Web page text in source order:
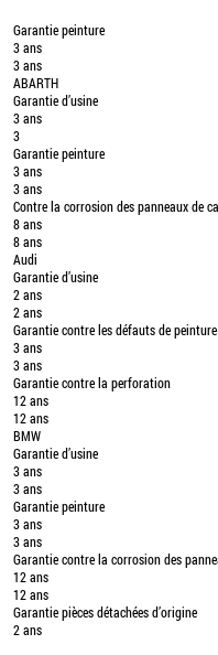
Garantie peinture
3 ans
3 ans
ABARTH
Garantie d’usine
3 ans
3
Garantie peinture
3 ans
3 ans
Contre la corrosion des panneaux de
8 ans
8 ans
Audi
Garantie d’usine
2 ans
2 ans
Garantie contre les défauts de peinture
3 ans
3 ans
Garantie contre la perforation
12 ans
12 ans
BMW
Garantie d’usine
3 ans
3 ans
Garantie peinture
3 ans
3 ans
Garantie contre la corrosion des
12 ans
12 ans
Garantie pièces détachées d’origine
2 ans